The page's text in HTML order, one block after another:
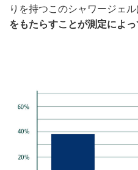
りを持つこのシャワージェル
をもたらすことが測定によ